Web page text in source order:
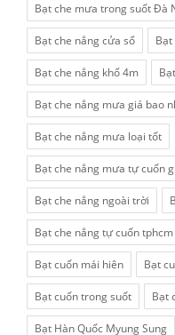
Bạt che mưa trong suốt Đà
Bạt che nắng cửa sổ
Bạt che nắng khổ 4m
Bạt che nắng mưa giá bao
Bạt che nắng mưa loại tốt
Bạt che nắng mưa tự cuốn
Bạt che nắng ngoài trời
Bạt che nắng tự cuốn tphcm
Bạt cuốn mái hiên Bạt
Bạt cuốn trong suốt Bạt
Bạt Hàn Quốc Myung Sung